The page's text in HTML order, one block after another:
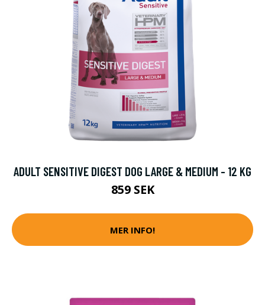
ADULT SENSITIVE DIGEST DOG LARGE & MEDIUM - 12 KG
859 SEK
MER INFO!